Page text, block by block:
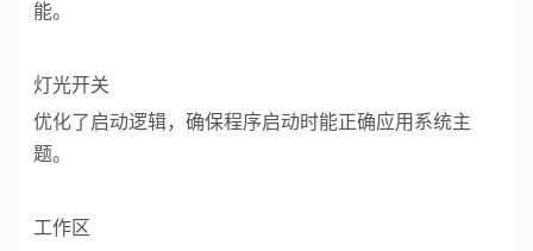
能。
灯光开关
优化了启动逻辑，确保程序启动时能正确应用系统主
题。
工作区